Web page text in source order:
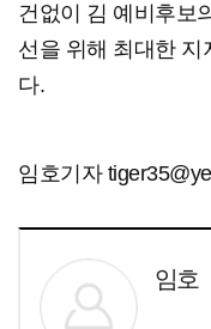
건없이 김 예비후보
선을 위해 최대한 지
다.
임호기자
임호